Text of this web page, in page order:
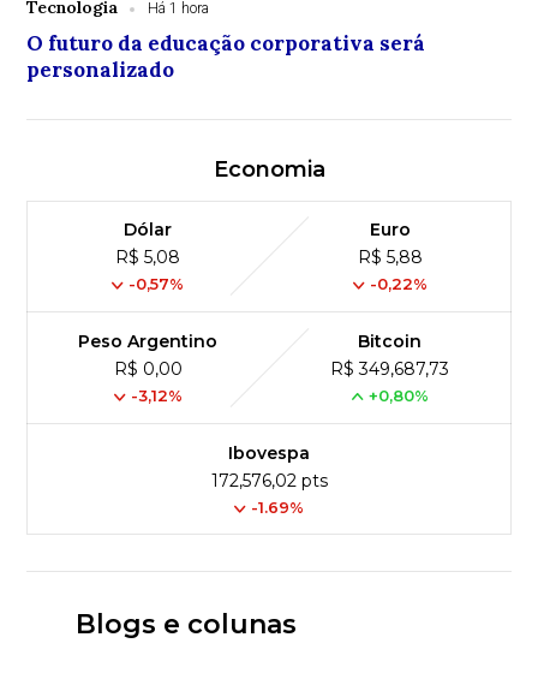
Tecnologia Há 1 hora
O futuro da educação corporativa será
personalizado
Economia
Dólar
R$ 5,08
-0,57%
Euro
R$ 5,88
-0,22%
Peso Argentino
R$ 0,00
-3,12%
Bitcoin
R$ 349,687,73
+0,80%
Ibovespa
172,576,02 pts
-1.69%
Blogs e colunas